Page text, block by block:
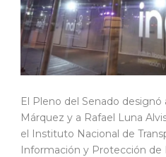
El Pleno del Senado designó
Márquez y a Rafael Luna
el Instituto Nacional de
Información y Protección de